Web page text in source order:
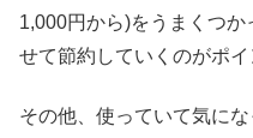
1,000円から)をうまくつ
せて節約していくのがポイ
その他、使っていて気に